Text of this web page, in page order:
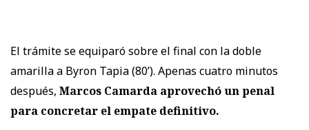
El trámite se equiparó sobre el final con la doble
amarilla a Byron Tapia (80’). Apenas cuatro minutos
después, Marcos Camarda aprovechó un penal
para concretar el empate definitivo.